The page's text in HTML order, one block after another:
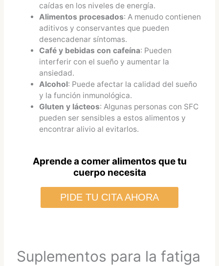
caídas en los niveles de energía.
Alimentos procesados: A menudo contienen
aditivos y conservantes que pueden
desencadenar síntomas.
Café y bebidas con cafeína: Pueden
interferir con el sueño y aumentar la
ansiedad.
Alcohol: Puede afectar la calidad del sueño
y la función inmunológica.
Gluten y lácteos: Algunas personas con SFC
pueden ser sensibles a estos alimentos y
encontrar alivio al evitarlos.
Aprende a comer alimentos que tu
cuerpo necesita
PIDE TU CITA AHORA
Suplementos para la fatiga